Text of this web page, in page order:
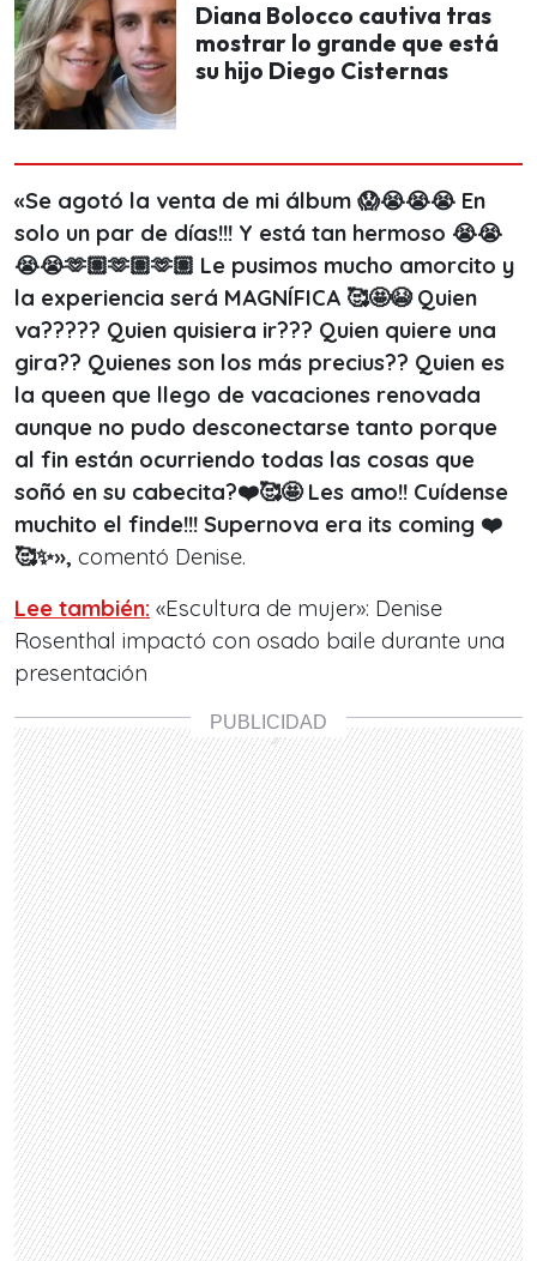
Diana Bolocco cautiva tras
mostrar lo grande que está
su hijo Diego Cisternas
«Se agotó la venta de mi álbum 😱😭😭😭 En
solo un par de días!!! Y está tan hermoso 😭😭
😭😭🫶🏽🫶🏽🫶🏽 Le pusimos mucho amorcito y
la experiencia será MAGNÍFICA 🥰🤩😭 Quien
va????? Quien quisiera ir??? Quien quiere una
gira?? Quienes son los más precius?? Quien es
la queen que llego de vacaciones renovada
aunque no pudo desconectarse tanto porque
al fin están ocurriendo todas las cosas que
soñó en su cabecita?❤️🥰🤩 Les amo!! Cuídense
muchito el finde!!! Supernova era its coming ❤️
🥰✨», comentó Denise.
Lee también: «Escultura de mujer»: Denise
Rosenthal impactó con osado baile durante una
presentación